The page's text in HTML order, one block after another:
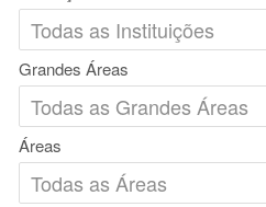
Grandes Áreas
Áreas